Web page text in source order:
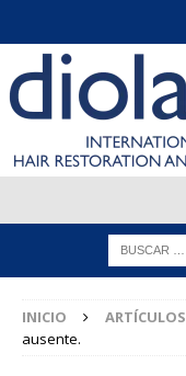
INICIO ARTÍCULOS
ausente.